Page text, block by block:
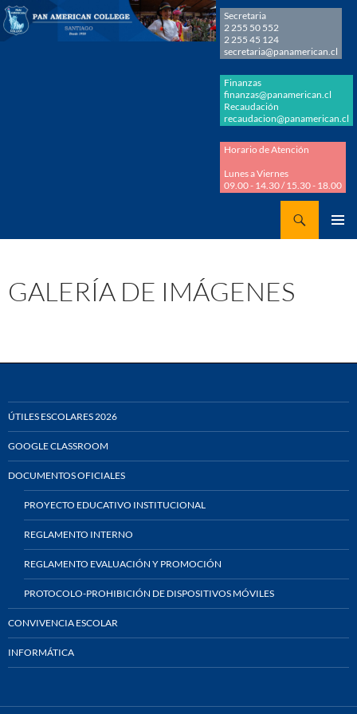
Secretaria
2 255 50 552
2 255 45 124
secretaria@panamerican.cl
Finanzas
finanzas@panamerican.cl
Recaudación
recaudacion@panamerican.cl
Horario de Atención
Lunes a Viernes
09.00 - 14.30 / 15.30 - 18.00
GALERÍA DE IMÁGENES
ÚTILES ESCOLARES 2026
GOOGLE CLASSROOM
DOCUMENTOS OFICIALES
PROYECTO EDUCATIVO INSTITUCIONAL
REGLAMENTO INTERNO
REGLAMENTO EVALUACIÓN Y PROMOCIÓN
PROTOCOLO-PROHIBICIÓN DE DISPOSITIVOS MÓVILES
CONVIVENCIA ESCOLAR
INFORMÁTICA